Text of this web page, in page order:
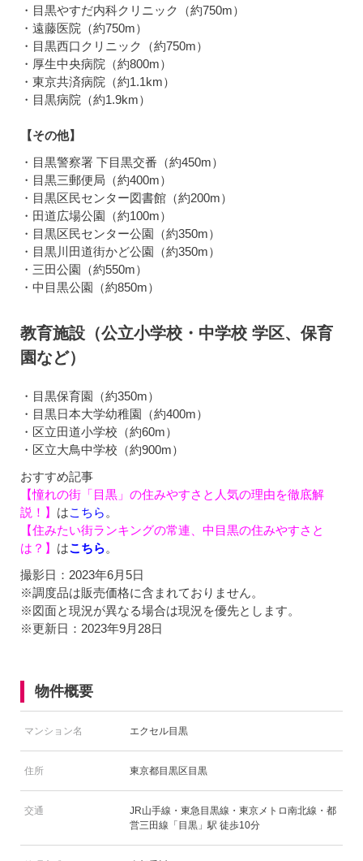
・目黒やすだ内科クリニック（約750m）
・遠藤医院（約750m）
・目黒西口クリニック（約750m）
・厚生中央病院（約800m）
・東京共済病院（約1.1km）
・目黒病院（約1.9km）
【その他】
・目黒警察署 下目黒交番（約450m）
・目黒三郵便局（約400m）
・目黒区民センター図書館（約200m）
・田道広場公園（約100m）
・目黒区民センター公園（約350m）
・目黒川田道街かど公園（約350m）
・三田公園（約550m）
・中目黒公園（約850m）
教育施設（公立小学校・中学校 学区、保育
園など）
・目黒保育園（約350m）
・目黒日本大学幼稚園（約400m）
・区立田道小学校（約60m）
・区立大鳥中学校（約900m）
おすすめ記事
【憧れの街「目黒」の住みやすさと人気の理由を徹底解
説！】 はこちら 。
【住みたい街ランキングの常連、中目黒の住みやすさと
は？】 はこちら。
撮影日：2023年6月5日
※調度品は販売価格に含まれておりません。
※図面と現況が異なる場合は現況を優先とします。
※更新日：2023年9月28日
物件概要
マンション名 エクセル目黒
住所 東京都目黒区目黒
交通
JR山手線・東急目黒線・東京メトロ南北線・都
営三田線「目黒」駅 徒歩10分